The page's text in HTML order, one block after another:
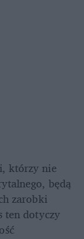
którzy nie
będą
zarobki
ten dotyczy